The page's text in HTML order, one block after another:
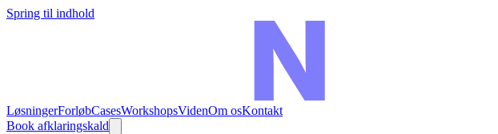
Spring til indhold
LøsningerForløbCasesWorkshopsVidenOm osKontakt
Book afklaringskald